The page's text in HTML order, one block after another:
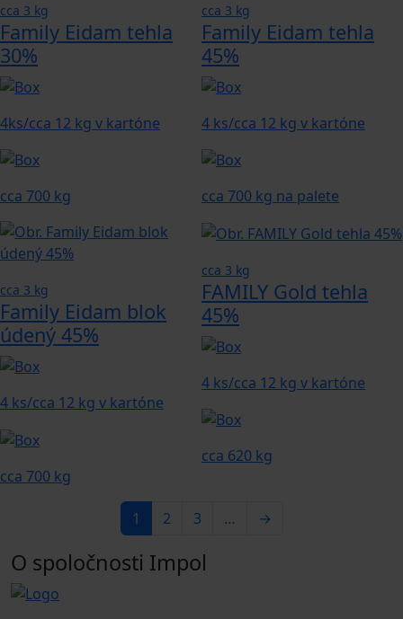
cca 3 kg
Family Eidam tehla
30%
4ks/cca 12 kg v kartóne
cca 700 kg
cca 3 kg
Family Eidam tehla
45%
4 ks/cca 12 kg v kartóne
cca 700 kg na palete
cca 3 kg
Family Eidam blok
údený 45%
4 ks/cca 12 kg v kartóne
cca 700 kg
cca 3 kg
FAMILY Gold tehla
45%
4 ks/cca 12 kg v kartóne
cca 620 kg
1 2 3 … →
O spoločnosti Impol